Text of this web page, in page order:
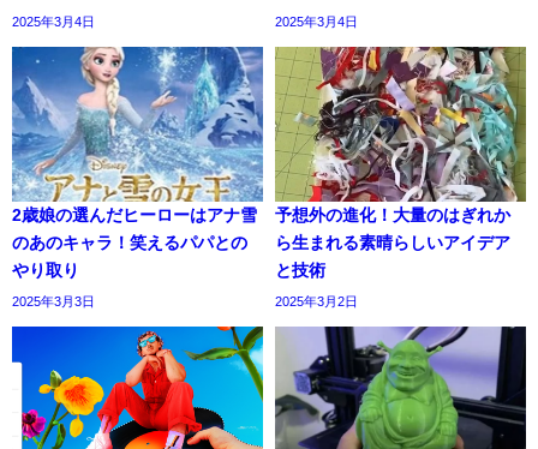
2025年3月4日 2025年3月4日
2歳娘の選んだヒーローはアナ雪
のあのキャラ！笑えるパパとの
やり取り
2025年3月3日
予想外の進化！大量のはぎれか
ら生まれる素晴らしいアイデア
と技術
2025年3月2日